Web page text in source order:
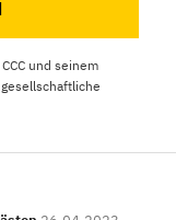
und seinem